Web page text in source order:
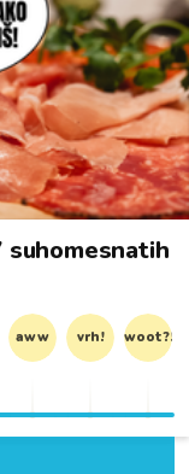
suhomesnatih
aww vrh! woot?!